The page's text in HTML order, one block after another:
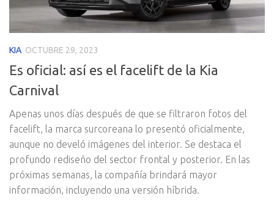
KIA OCTUBRE 29, 2023
Es oficial: así es el facelift de la Kia
Carnival
Apenas unos días después de que se filtraron fotos del
facelift, la marca surcoreana lo presentó oficialmente,
aunque no develó imágenes del interior. Se destaca el
profundo rediseño del sector frontal y posterior. En las
próximas semanas, la compañía brindará mayor
información, incluyendo una versión híbrida.